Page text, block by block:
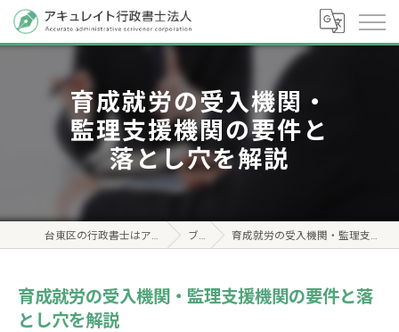
育成就労の受入機関・
監理支援機関の要件と
落とし穴を解説
台東区の行政書士はアキュレイト行政書士法人 ブログ 育成就労の受入機関・監理支援機関の要件と落とし穴を解説
育成就労の受入機関・監理支援機関の要件と落
とし穴を解説